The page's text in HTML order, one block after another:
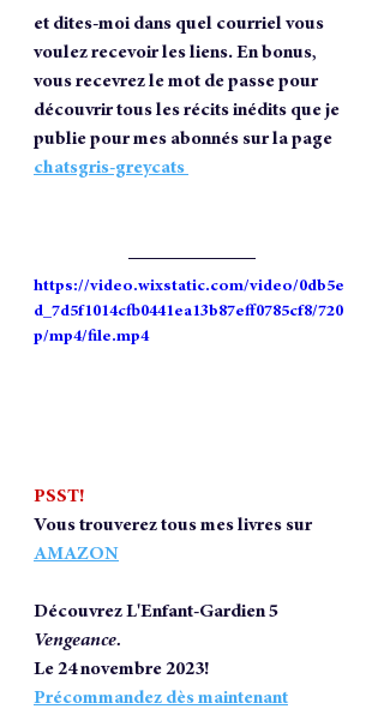
et dites-moi dans quel courriel vous
voulez recevoir les liens. En bonus,
vous recevrez le mot de passe pour
découvrir tous les récits inédits que je
publie pour mes abonnés sur la page
chatsgris-greycats
https://video.wixstatic.com/video/0db5e
d_7d5f1014cfb0441ea13b87eff0785cf8/720
p/mp4/file.mp4
PSST!
Vous trouverez tous mes livres sur
AMAZON
Découvrez L'Enfant-Gardien 5
Vengeance.
Le 24 novembre 2023!
Précommandez dès maintenant